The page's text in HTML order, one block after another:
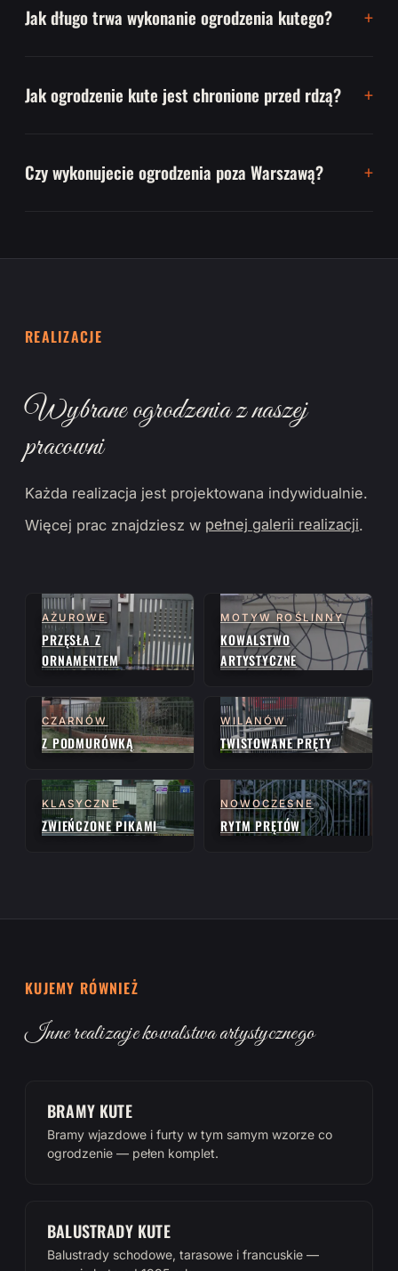
Jak długo trwa wykonanie ogrodzenia kutego?
Jak ogrodzenie kute jest chronione przed rdzą?
Czy wykonujecie ogrodzenia poza Warszawą?
REALIZACJE
Wybrane ogrodzenia z naszej
pracowni
Każda realizacja jest projektowana indywidualnie.
Więcej prac znajdziesz w pełnej galerii realizacji.
AŻUROWE
PRZĘSŁA Z
ORNAMENTEM
MOTYW ROŚLINNY
KOWALSTWO
ARTYSTYCZNE
CZARNÓW
Z PODMURÓWKĄ
WILANÓW
TWISTOWANE PRĘTY
KLASYCZNE
ZWIEŃCZONE PIKAMI
NOWOCZESNE
RYTM PRĘTÓW
KUJEMY RÓWNIEŻ
Inne realizacje kowalstwa artystycznego
BRAMY KUTE
Bramy wjazdowe i furty w tym samym wzorze co
ogrodzenie — pełen komplet.
BALUSTRADY KUTE
Balustrady schodowe, tarasowe i francuskie —